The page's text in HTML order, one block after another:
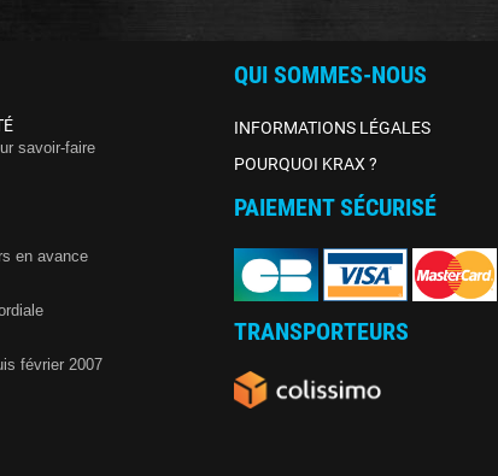
savoir-faire
en avance
février 2007
QUI SOMMES-NOUS
INFORMATIONS LÉGALES
POURQUOI KRAX ?
PAIEMENT SÉCURISÉ
TRANSPORTEURS